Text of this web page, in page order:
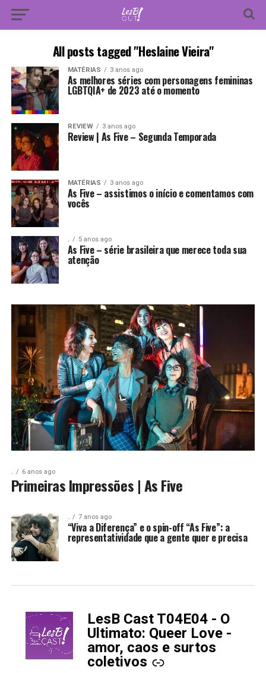
All posts tagged "Heslaine Vieira"
MATÉRIAS 3 anos ago
As melhores séries com personagens femininas
LGBTQIA+ de 2023 até o momento
REVIEW 3 anos ago
Review | As Five – Segunda Temporada
MATÉRIAS 3 anos ago
As Five – assistimos o início e comentamos com
vocês
. 5 anos ago
As Five – série brasileira que merece toda sua
atenção
. 6 anos ago
Primeiras Impressões | As Five
. 7 anos ago
“Viva a Diferença” e o spin-off “As Five”: a
representatividade que a gente quer e precisa
LesB Cast T04E04 - O
Ultimato: Queer Love -
amor, caos e surtos
coletivos
-